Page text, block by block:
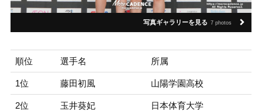
写真ギャラリーを見る 7 photos
順位 選手名 所属
1位 藤田初風 山陽学園高校
2位 玉井葵妃 日本体育大学